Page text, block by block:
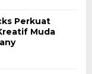
Perkuat
Muda